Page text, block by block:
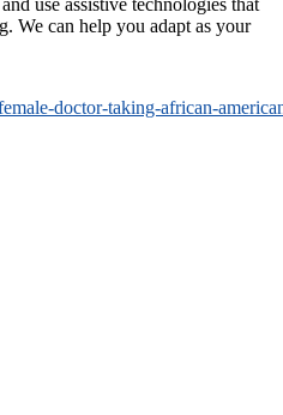
use assistive technologies that
We can help you adapt as your